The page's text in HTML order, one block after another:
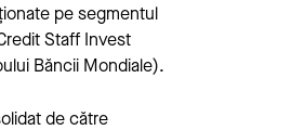
pe segmentul
Staff Invest
Băncii Mondiale).
de către